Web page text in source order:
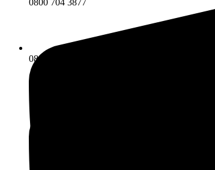
0800 704 3877
0800 704 3877